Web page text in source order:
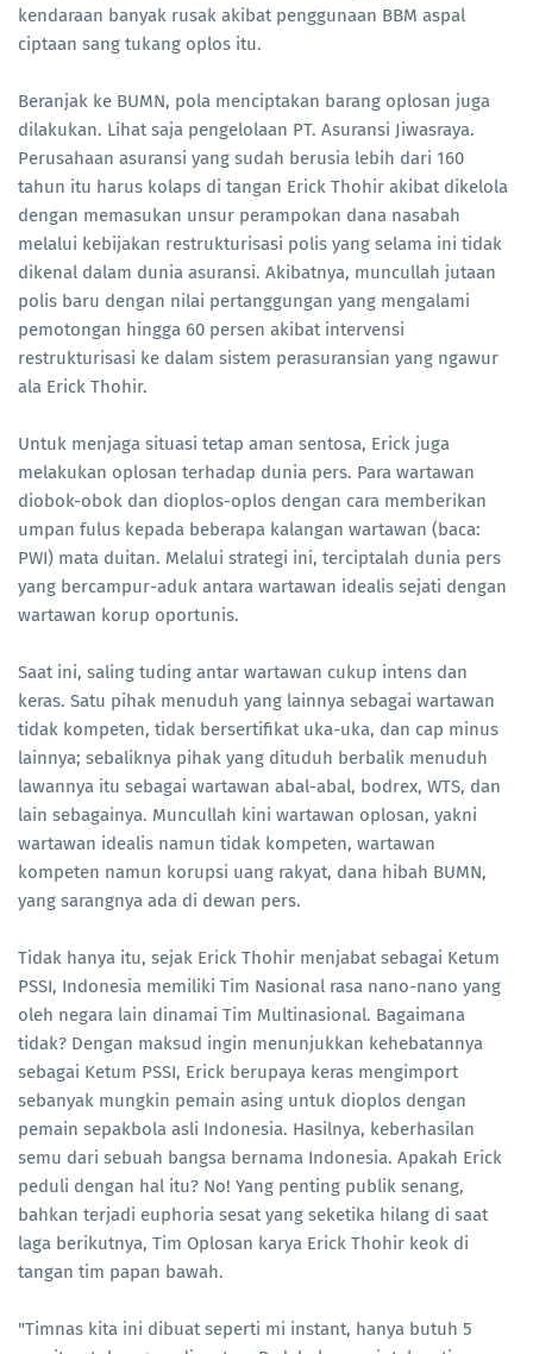
kendaraan banyak rusak akibat penggunaan BBM aspal
ciptaan sang tukang oplos itu.
Beranjak ke BUMN, pola menciptakan barang oplosan juga
dilakukan. Lihat saja pengelolaan PT. Asuransi Jiwasraya.
Perusahaan asuransi yang sudah berusia lebih dari 160
tahun itu harus kolaps di tangan Erick Thohir akibat dikelola
dengan memasukan unsur perampokan dana nasabah
melalui kebijakan restrukturisasi polis yang selama ini tidak
dikenal dalam dunia asuransi. Akibatnya, muncullah jutaan
polis baru dengan nilai pertanggungan yang mengalami
pemotongan hingga 60 persen akibat intervensi
restrukturisasi ke dalam sistem perasuransian yang ngawur
ala Erick Thohir.
Untuk menjaga situasi tetap aman sentosa, Erick juga
melakukan oplosan terhadap dunia pers. Para wartawan
diobok-obok dan dioplos-oplos dengan cara memberikan
umpan fulus kepada beberapa kalangan wartawan (baca:
PWI) mata duitan. Melalui strategi ini, terciptalah dunia pers
yang bercampur-aduk antara wartawan idealis sejati dengan
wartawan korup oportunis.
Saat ini, saling tuding antar wartawan cukup intens dan
keras. Satu pihak menuduh yang lainnya sebagai wartawan
tidak kompeten, tidak bersertifikat uka-uka, dan cap minus
lainnya; sebaliknya pihak yang dituduh berbalik menuduh
lawannya itu sebagai wartawan abal-abal, bodrex, WTS, dan
lain sebagainya. Muncullah kini wartawan oplosan, yakni
wartawan idealis namun tidak kompeten, wartawan
kompeten namun korupsi uang rakyat, dana hibah BUMN,
yang sarangnya ada di dewan pers.
Tidak hanya itu, sejak Erick Thohir menjabat sebagai Ketum
PSSI, Indonesia memiliki Tim Nasional rasa nano-nano yang
oleh negara lain dinamai Tim Multinasional. Bagaimana
tidak? Dengan maksud ingin menunjukkan kehebatannya
sebagai Ketum PSSI, Erick berupaya keras mengimport
sebanyak mungkin pemain asing untuk dioplos dengan
pemain sepakbola asli Indonesia. Hasilnya, keberhasilan
semu dari sebuah bangsa bernama Indonesia. Apakah Erick
peduli dengan hal itu? No! Yang penting publik senang,
bahkan terjadi euphoria sesat yang seketika hilang di saat
laga berikutnya, Tim Oplosan karya Erick Thohir keok di
tangan tim papan bawah.
"Timnas kita ini dibuat seperti mi instant, hanya butuh 5